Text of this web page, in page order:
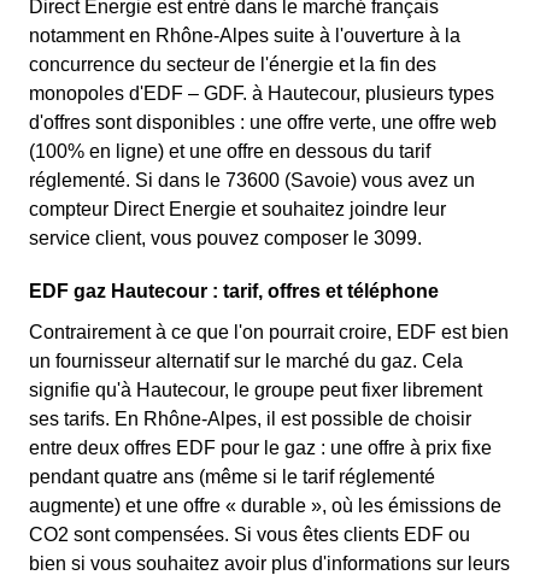
Direct Energie est entré dans le marché français
notamment en Rhône-Alpes suite à l'ouverture à la
concurrence du secteur de l'énergie et la fin des
monopoles d'EDF – GDF. à Hautecour, plusieurs types
d'offres sont disponibles : une offre verte, une offre web
(100% en ligne) et une offre en dessous du tarif
réglementé. Si dans le 73600 (Savoie) vous avez un
compteur Direct Energie et souhaitez joindre leur
service client, vous pouvez composer le 3099.
EDF gaz Hautecour : tarif, offres et téléphone
Contrairement à ce que l'on pourrait croire, EDF est bien
un fournisseur alternatif sur le marché du gaz. Cela
signifie qu'à Hautecour, le groupe peut fixer librement
ses tarifs. En Rhône-Alpes, il est possible de choisir
entre deux offres EDF pour le gaz : une offre à prix fixe
pendant quatre ans (même si le tarif réglementé
augmente) et une offre « durable », où les émissions de
CO2 sont compensées. Si vous êtes clients EDF ou
bien si vous souhaitez avoir plus d'informations sur leurs